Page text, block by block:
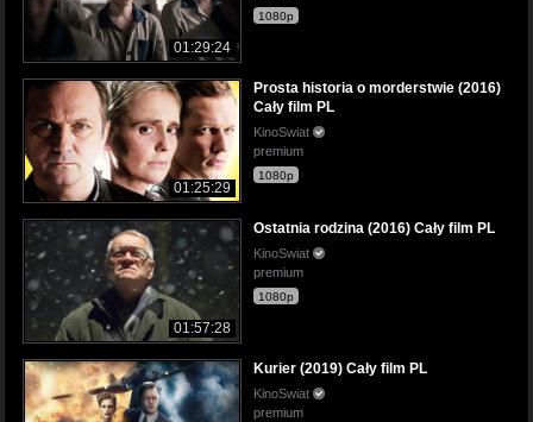
01:29:24
1080p
01:25:29
Prosta historia o morderstwie (2016)
Cały film PL
KinoSwiat
premium
1080p
01:57:28
Ostatnia rodzina (2016) Cały film PL
KinoSwiat
premium
1080p
Kurier (2019) Cały film PL
KinoSwiat
premium